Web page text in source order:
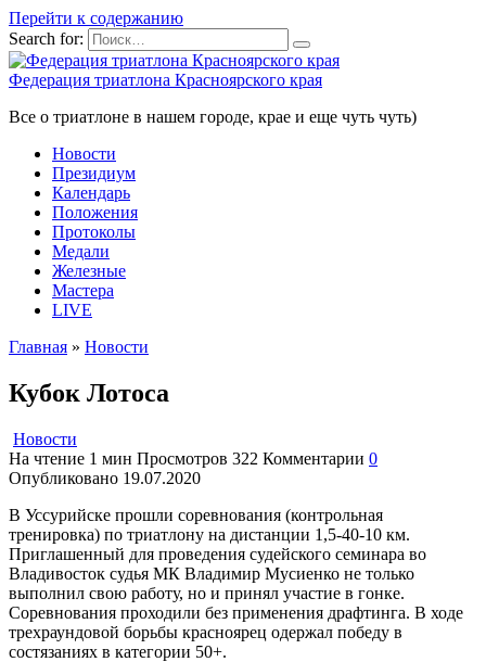
Перейти к содержанию
Search for:
Федерация триатлона Красноярского края
Все о триатлоне в нашем городе, крае и еще чуть чуть)
Новости
Президиум
Календарь
Положения
Протоколы
Медали
Железные
Мастера
LIVE
Главная » Новости
Кубок Лотоса
Новости
На чтение 1 мин Просмотров 322 Комментарии 0
Опубликовано 19.07.2020
В Уссурийске прошли соревнования (контрольная
тренировка) по триатлону на дистанции 1,5-40-10 км.
Приглашенный для проведения судейского семинара во
Владивосток судья МК Владимир Мусиенко не только
выполнил свою работу, но и принял участие в гонке.
Соревнования проходили без применения драфтинга. В ходе
трехраундовой борьбы красноярец одержал победу в
состязаниях в категории 50+.